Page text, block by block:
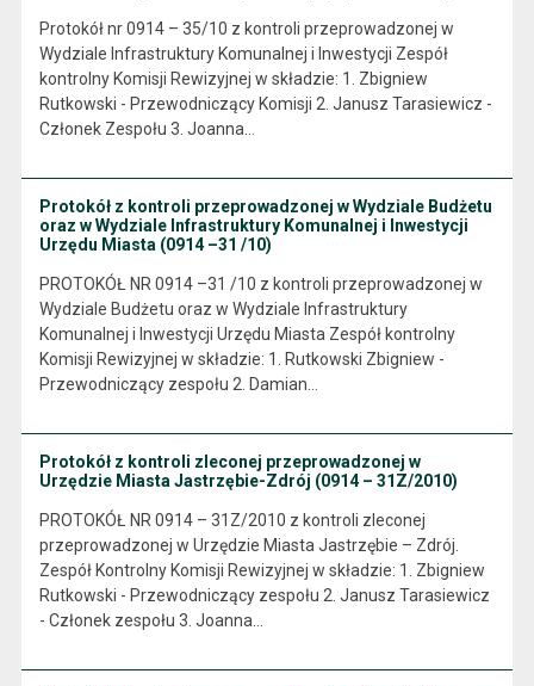
Protokół nr 0914 – 35/10 z kontroli przeprowadzonej w
Wydziale Infrastruktury Komunalnej i Inwestycji Zespół
kontrolny Komisji Rewizyjnej w składzie: 1. Zbigniew
Rutkowski - Przewodniczący Komisji 2. Janusz Tarasiewicz -
Członek Zespołu 3. Joanna…
Protokół z kontroli przeprowadzonej w Wydziale Budżetu
oraz w Wydziale Infrastruktury Komunalnej i Inwestycji
Urzędu Miasta (0914 –31 /10)
PROTOKÓŁ NR 0914 –31 /10 z kontroli przeprowadzonej w
Wydziale Budżetu oraz w Wydziale Infrastruktury
Komunalnej i Inwestycji Urzędu Miasta Zespół kontrolny
Komisji Rewizyjnej w składzie: 1. Rutkowski Zbigniew -
Przewodniczący zespołu 2. Damian…
Protokół z kontroli zleconej przeprowadzonej w
Urzędzie Miasta Jastrzębie-Zdrój (0914 – 31Z/2010)
PROTOKÓŁ NR 0914 – 31Z/2010 z kontroli zleconej
przeprowadzonej w Urzędzie Miasta Jastrzębie – Zdrój.
Zespół Kontrolny Komisji Rewizyjnej w składzie: 1. Zbigniew
Rutkowski - Przewodniczący zespołu 2. Janusz Tarasiewicz
- Członek zespołu 3. Joanna…